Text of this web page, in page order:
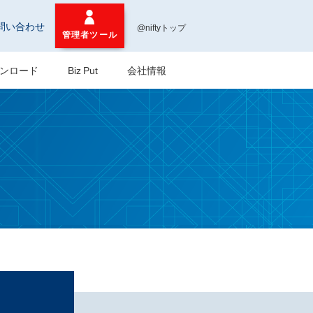
い合わせ
管理者ツール
@niftyトップ
ロード Biz Put 会社情報